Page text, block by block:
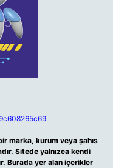
marka, kurum veya şahıs
Sitede yalnızca kendi
Burada yer alan içerikler